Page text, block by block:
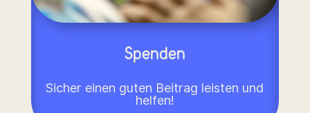
Spenden
Sicher einen guten Beitrag leisten und
helfen!